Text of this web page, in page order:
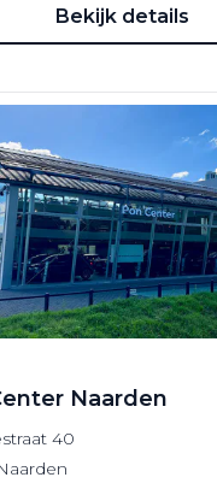
Bekijk details
Naarden
40